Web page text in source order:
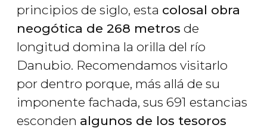
principios de siglo, esta colosal obra
neogótica de 268 metros de
longitud domina la orilla del río
Danubio. Recomendamos visitarlo
por dentro porque, más allá de su
imponente fachada, sus 691 estancias
esconden algunos de los tesoros